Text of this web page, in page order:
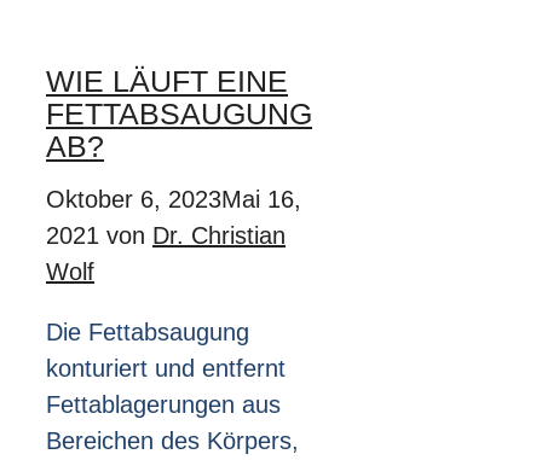
WIE LÄUFT EINE
FETTABSAUGUNG
AB?
Oktober 6, 2023Mai 16,
2021 von Dr. Christian
Wolf
Die Fettabsaugung
konturiert und entfernt
Fettablagerungen aus
Bereichen des Körpers,